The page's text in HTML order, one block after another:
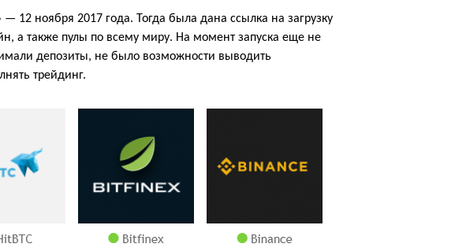
12 ноября 2017 года. Тогда была дана ссылка на загрузку
а также пулы по всему миру. На момент запуска еще не
депозиты, не было возможности выводить
трейдинг.